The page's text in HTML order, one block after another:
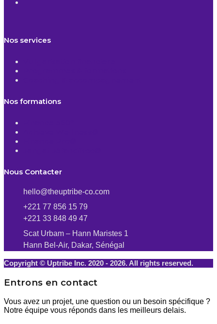
Nos services
Nos formations
Nous Contacter
hello@theuptribe-co.com
+221 77 856 15 79
+221 33 848 49 47
Scat Urbam – Hann Maristes 1
Hann Bel-Air, Dakar, Sénégal
Copyright © Uptribe Inc. 2020 - 2026. All rights reserved.
Entrons en contact
Vous avez un projet, une question ou un besoin spécifique ?
Notre équipe vous réponds dans les meilleurs delais.